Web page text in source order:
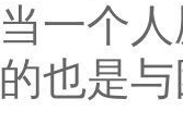
一个
也是